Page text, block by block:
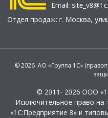
Email:
Отдел продаж: г. Москва,
© 2026 АО «Группа 1С»
© 2011- 2026 ООО
Исключительное право на
«1С:Предприятие 8» и